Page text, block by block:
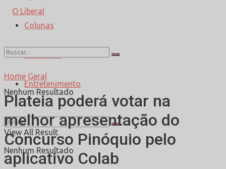
Colunas
Entrevista
Entretenimento
Nenhum Resultado
Nenhum Resultado
View All Result
Home Geral
Plateia poderá votar na
melhor apresentação do
Concurso Pinóquio pelo
aplicativo Colab